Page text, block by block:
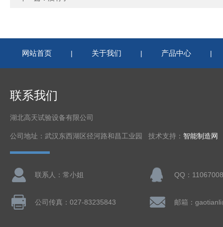
网站首页 | 关于我们 | 产品中心 |
联系我们
湖北高天试验设备有限公司
公司地址：武汉东西湖区径河路和昌工业园 技术支持： 智能制造网
联系人：常小姐 QQ：
公司传真：027-83235843 邮箱：